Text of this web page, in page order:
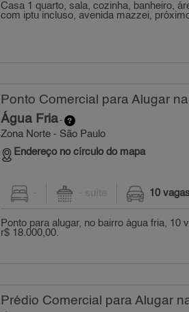
Casa 1 quarto, sala, cozinha, banheiro,
com iptu incluso, avenida mazzei,
Ponto Comercial para Alugar
Água Fria-
Zona Norte - São Paulo
Endereço no círculo do mapa
- - suíte 10
Ponto para alugar, no bairro água fria, 10
r$ 18.000,00.
Prédio Comercial para Alugar